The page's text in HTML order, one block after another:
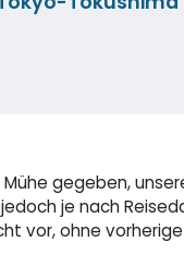
gegeben,
je nach
vor, ohne